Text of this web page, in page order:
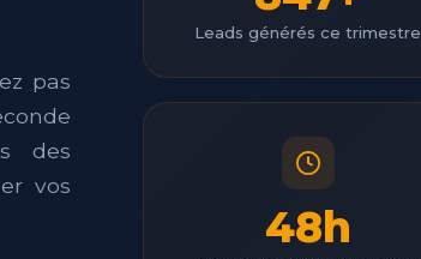
pas
des
vos
Leads générés ce trimestre
48h